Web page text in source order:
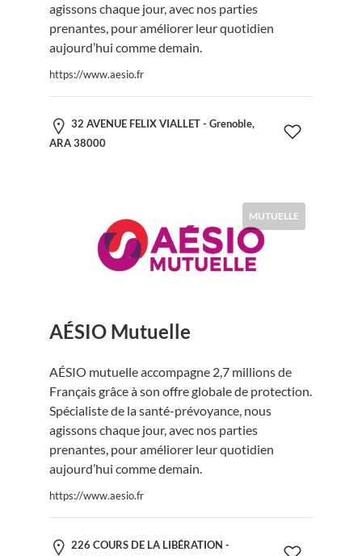
agissons chaque jour, avec nos parties
prenantes, pour améliorer leur quotidien
aujourd’hui comme demain.
https://www.aesio.fr
32 AVENUE FELIX VIALLET - Grenoble,
ARA 38000
MUTUELLE
AÉSIO Mutuelle
AÉSIO mutuelle accompagne 2,7 millions de
Français grâce à son offre globale de protection.
Spécialiste de la santé-prévoyance, nous
agissons chaque jour, avec nos parties
prenantes, pour améliorer leur quotidien
aujourd’hui comme demain.
https://www.aesio.fr
226 COURS DE LA LIBÉRATION -